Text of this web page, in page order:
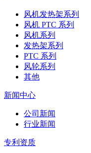
风机发热架系列
风机 PTC 系列
风机系列
发热架系列
PTC 系列
风轮系列
其他
新闻中心
公司新闻
行业新闻
专利资质